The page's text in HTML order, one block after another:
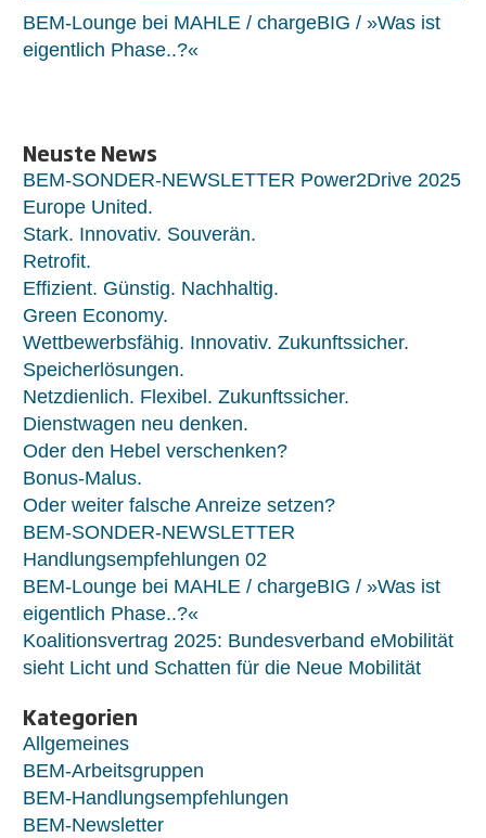
BEM-Lounge bei MAHLE / chargeBIG / »Was ist
eigentlich Phase..?«
Neuste News
BEM-SONDER-NEWSLETTER Power2Drive 2025
Europe United.
Stark. Innovativ. Souverän.
Retrofit.
Effizient. Günstig. Nachhaltig.
Green Economy.
Wettbewerbsfähig. Innovativ. Zukunftssicher.
Speicherlösungen.
Netzdienlich. Flexibel. Zukunftssicher.
Dienstwagen neu denken.
Oder den Hebel verschenken?
Bonus-Malus.
Oder weiter falsche Anreize setzen?
BEM-SONDER-NEWSLETTER
Handlungsempfehlungen 02
BEM-Lounge bei MAHLE / chargeBIG / »Was ist
eigentlich Phase..?«
Koalitionsvertrag 2025: Bundesverband eMobilität
sieht Licht und Schatten für die Neue Mobilität
Kategorien
Allgemeines
BEM-Arbeitsgruppen
BEM-Handlungsempfehlungen
BEM-Newsletter